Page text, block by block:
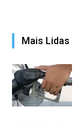
Mais Lidas